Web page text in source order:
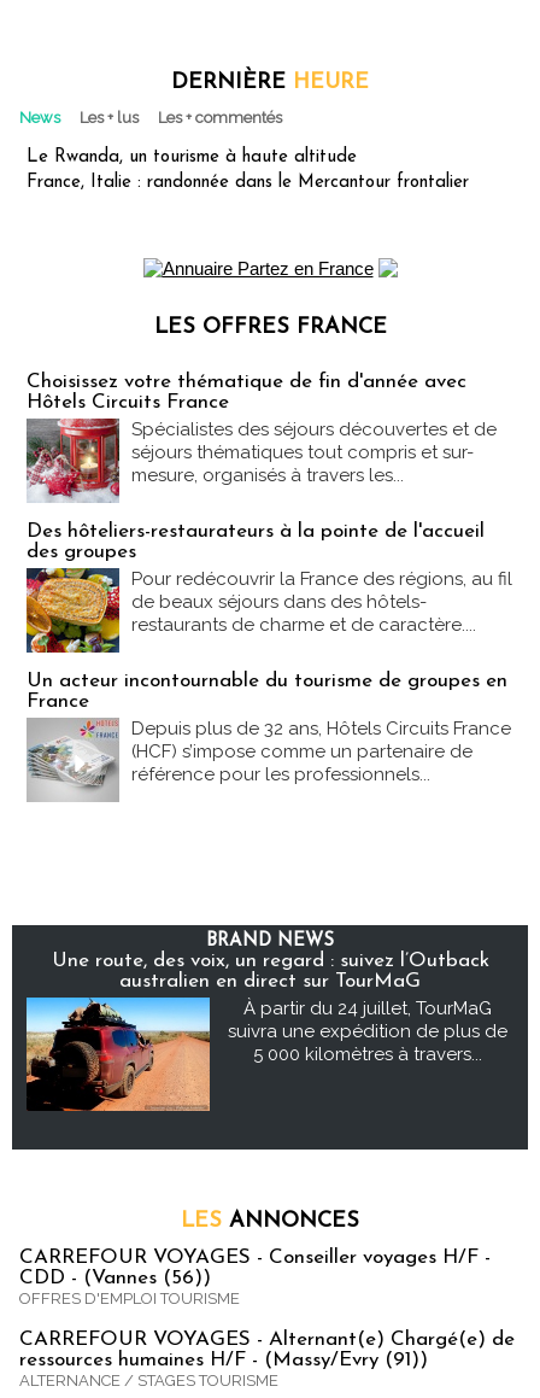
DERNIÈRE HEURE
News Les + lus Les + commentés
Le Rwanda, un tourisme à haute altitude
France, Italie : randonnée dans le Mercantour frontalier
LES OFFRES FRANCE
Choisissez votre thématique de fin d'année avec
Hôtels Circuits France
Spécialistes des séjours découvertes et de
séjours thématiques tout compris et sur-
mesure, organisés à travers les...
Des hôteliers-restaurateurs à la pointe de l'accueil
des groupes
Pour redécouvrir la France des régions, au fil
de beaux séjours dans des hôtels-
restaurants de charme et de caractère....
Un acteur incontournable du tourisme de groupes en
France
Depuis plus de 32 ans, Hôtels Circuits France
(HCF) s’impose comme un partenaire de
référence pour les professionnels...
BRAND NEWS
Une route, des voix, un regard : suivez l’Outback
australien en direct sur TourMaG
À partir du 24 juillet, TourMaG
suivra une expédition de plus de
5 000 kilomètres à travers...
LES ANNONCES
CARREFOUR VOYAGES - Conseiller voyages H/F -
CDD - (Vannes (56))
OFFRES D'EMPLOI TOURISME
CARREFOUR VOYAGES - Alternant(e) Chargé(e) de
ressources humaines H/F - (Massy/Evry (91))
ALTERNANCE / STAGES TOURISME